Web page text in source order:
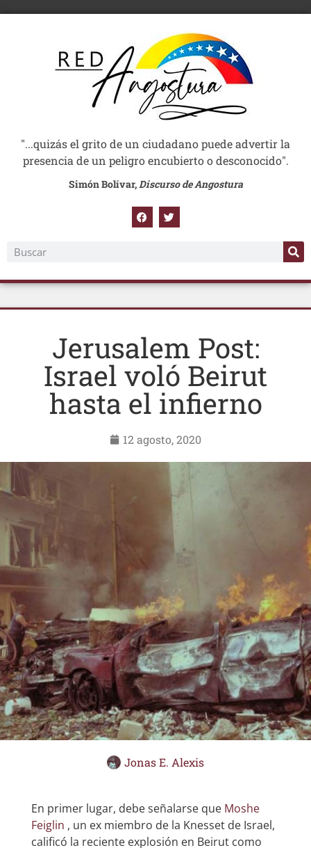
"...quizás el grito de un ciudadano puede advertir la
presencia de un peligro encubierto o desconocido".
Simón Bolívar,Discurso de Angostura
Jerusalem Post:
Israel voló Beirut
hasta el infierno
12 agosto, 2020
Jonas E. Alexis
En primer lugar, debe señalarse que Moshe
Feiglin , un ex miembro de la Knesset de Israel,
calificó la reciente explosión en Beirut como